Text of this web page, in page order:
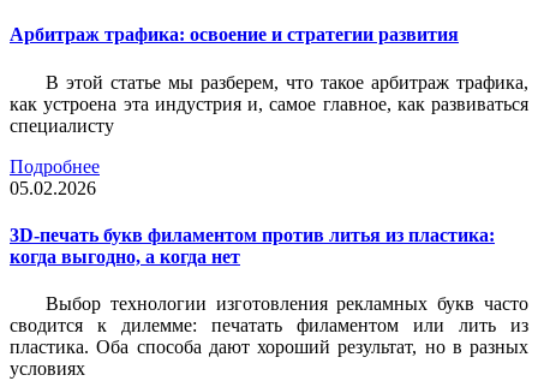
Арбитраж трафика: освоение и стратегии развития
В этой статье мы разберем, что такое арбитраж трафика,
как устроена эта индустрия и, самое главное, как развиваться
специалисту
Подробнее
05.02.2026
3D-печать букв филаментом против литья из пластика:
когда выгодно, а когда нет
Выбор технологии изготовления рекламных букв часто
сводится к дилемме: печатать филаментом или лить из
пластика. Оба способа дают хороший результат, но в разных
условиях